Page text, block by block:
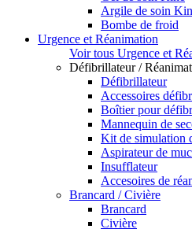
Argile de soin
Bombe de froid
Urgence et Réanimation
Voir tous Urgence et
Défibrillateur /
Défibrillateur
Accessoires
Boîtier pour
Mannequin de
Kit de simulation
Aspirateur de
Insufflateur
Accesoires de
Brancard / Civière
Brancard
Civière